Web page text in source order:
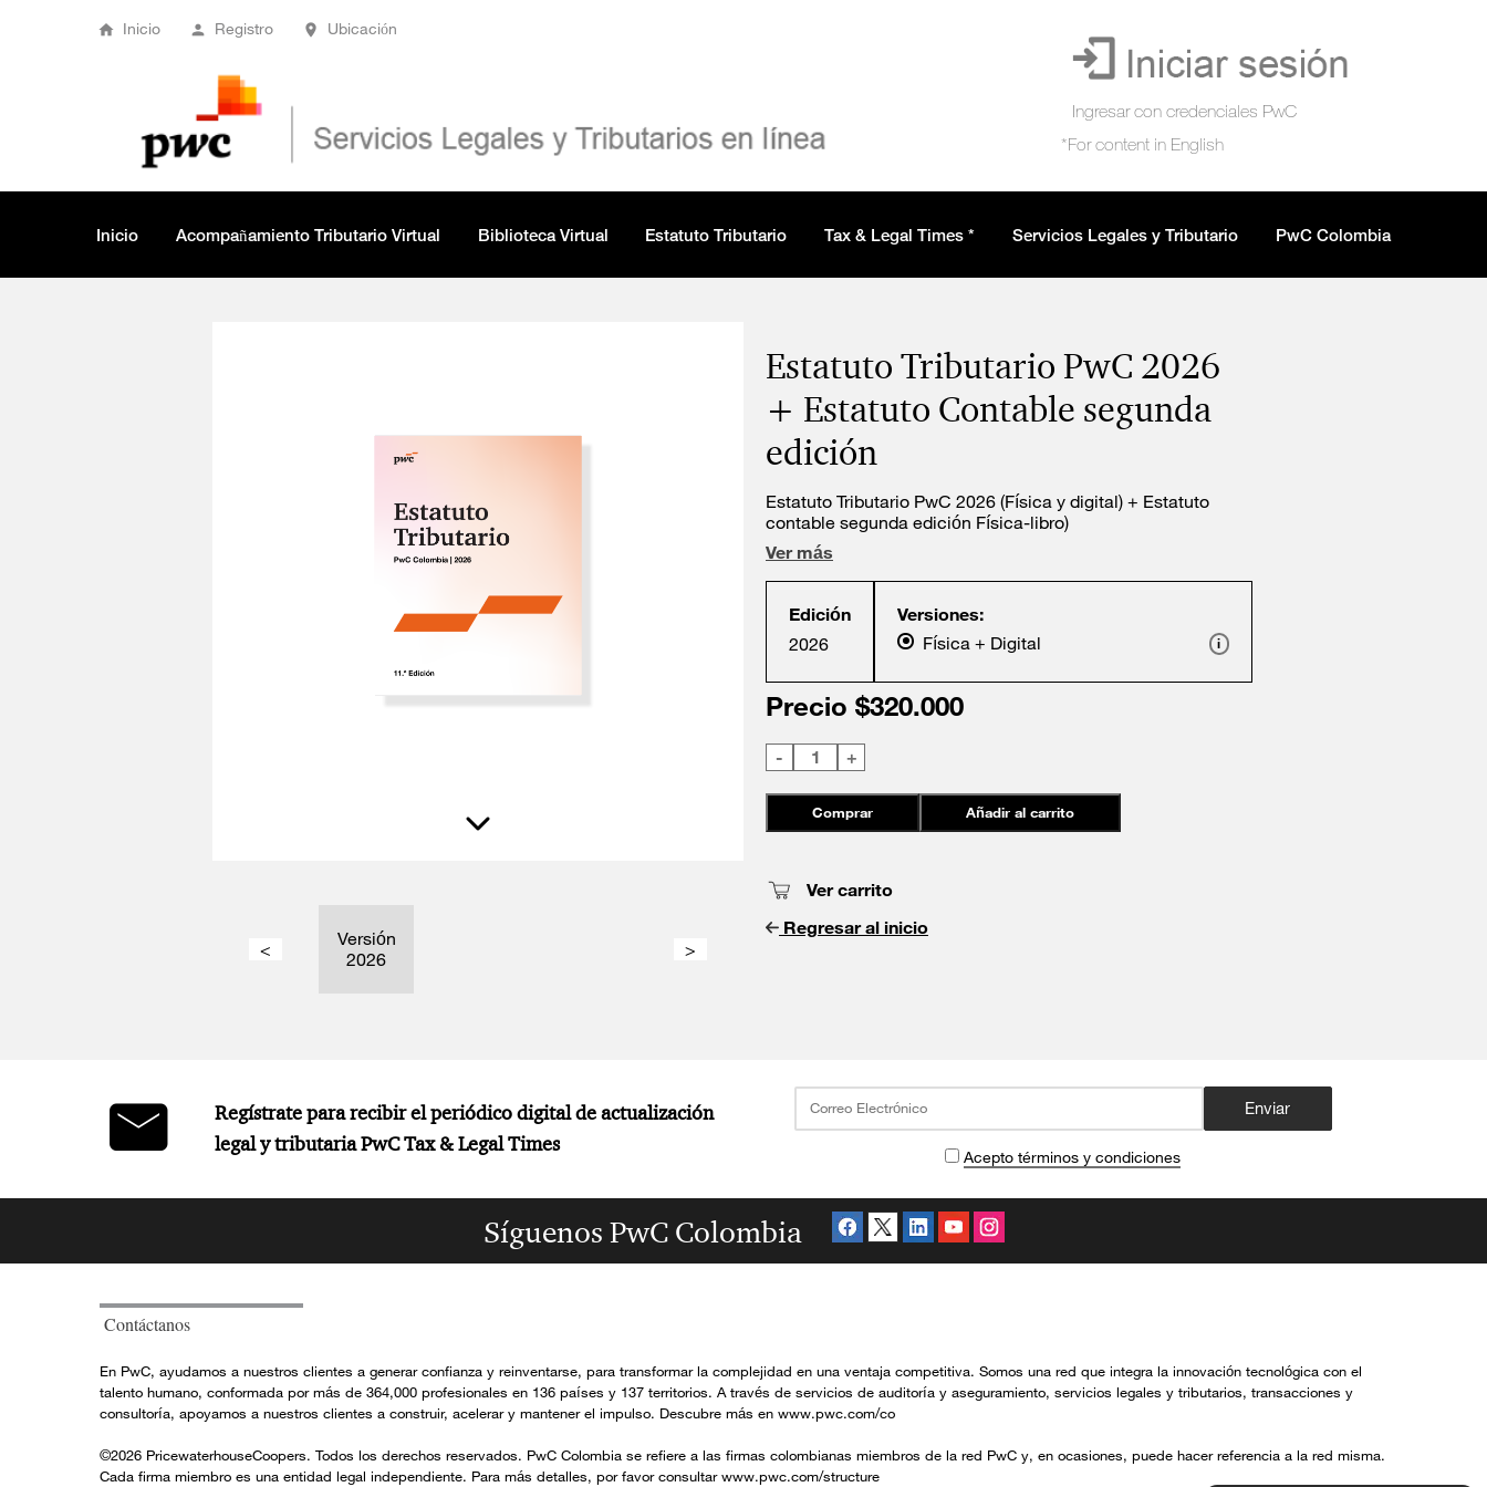
Inicio Registro Ubicación
Inicio Acompañamiento Tributario Virtual Biblioteca Virtual Estatuto Tributario Tax & Legal Times * Servicios Legales y Tributario PwC Colombia
<
Versión
2026
>
Estatuto Tributario PwC 2026
+ Estatuto Contable segunda
edición
Estatuto Tributario PwC 2026 (Física y digital) + Estatuto
contable segunda edición Física-libro)
Ver más
Edición
2026
Versiones:
Física + Digital
i
Precio $320.000
- 1 +
Comprar Añadir al carrito
Ver carrito
Regresar al inicio
Carrito Compras
Mini descripción
-
1 +
y aparecerán aquí.
Comprar
Regístrate para recibir el periódico digital de actualización
legal y tributaria PwC Tax & Legal Times
Enviar
Acepto términos y condiciones
Síguenos PwC Colombia
Contáctanos
En PwC, ayudamos a nuestros clientes a generar confianza y reinventarse, para transformar la complejidad en una ventaja competitiva. Somos una red que integra la innovación tecnológica con el
talento humano, conformada por más de 364,000 profesionales en 136 países y 137 territorios. A través de servicios de auditoría y aseguramiento, servicios legales y tributarios, transacciones y
consultoría, apoyamos a nuestros clientes a construir, acelerar y mantener el impulso. Descubre más en www.pwc.com/co
©2026 PricewaterhouseCoopers. Todos los derechos reservados. PwC Colombia se refiere a las firmas colombianas miembros de la red PwC y, en ocasiones, puede hacer referencia a la red misma.
Cada firma miembro es una entidad legal independiente. Para más detalles, por favor consultar www.pwc.com/structure